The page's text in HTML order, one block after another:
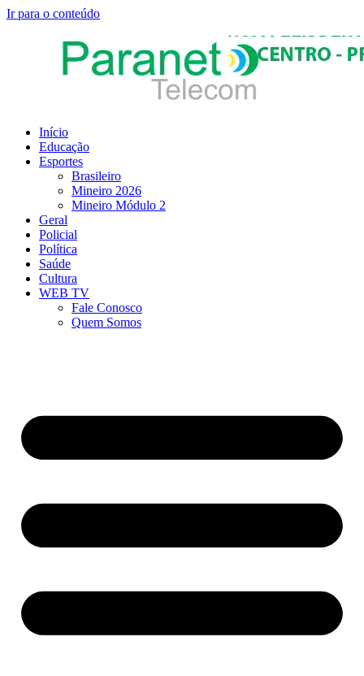
Ir para o conteúdo
Início
Educação
Esportes
Brasileiro
Mineiro 2026
Mineiro Módulo 2
Geral
Policial
Política
Saúde
Cultura
WEB TV
Fale Conosco
Quem Somos